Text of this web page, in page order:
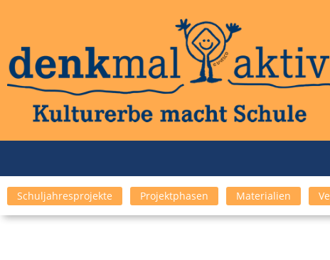
Schuljahresprojekte Projektphasen Materialien